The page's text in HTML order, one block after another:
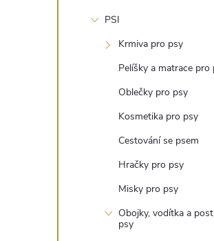
PSI
Krmiva pro psy
Pelíšky a matrace pro
Oblečky pro psy
Kosmetika pro psy
Cestování se psem
Hračky pro psy
Misky pro psy
Obojky, vodítka a
psy